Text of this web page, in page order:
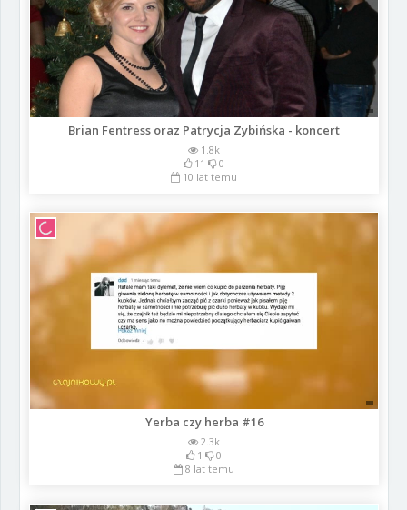
Brian Fentress oraz Patrycja Zybińska - koncert
1.8k
11
0
10 lat temu
Yerba czy herba #16
2.3k
1
0
8 lat temu